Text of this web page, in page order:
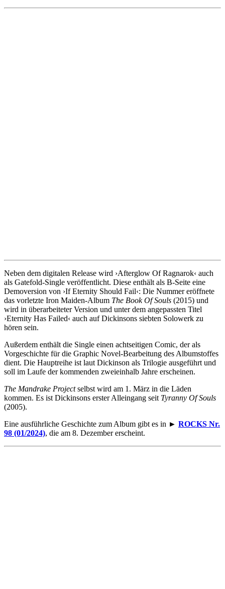
Neben dem digitalen Release wird ›Afterglow Of Ragnarok‹ auch
als Gatefold-Single veröffentlicht. Diese enthält als B-Seite eine
Demoversion von ›If Eternity Should Fail‹: Die Nummer eröffnete
das vorletzte Iron Maiden-Album The Book Of Souls (2015) und
wird in überarbeiteter Version und unter dem angepassten Titel
›Eternity Has Failed‹ auch auf Dickinsons siebten Solowerk zu
hören sein.
Außerdem enthält die Single einen achtseitigen Comic, der als
Vorgeschichte für die Graphic Novel-Bearbeitung des Albumstoffes
dient. Die Hauptreihe ist laut Dickinson als Trilogie ausgeführt und
soll im Laufe der kommenden zweieinhalb Jahre erscheinen.
The Mandrake Projectselbst wird am 1. März in die Läden
kommen. Es ist Dickinsons erster Alleingang seit Tyranny Of Souls
(2005).
Eine ausführliche Geschichte zum Album gibt es in ► ROCKS Nr.
98 (01/2024), die am 8. Dezember erscheint.